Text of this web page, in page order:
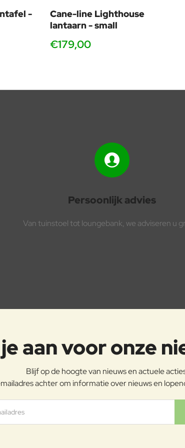
-
Cane-line Lighthouse
lantaarn - small
€179,00
Persoonlijk advies
Van tuinstoel tot loungebank, we adviseren u
aan voor onze
Blijf op de hoogte van nieuws en actuele
achter om informatie over nieuws en